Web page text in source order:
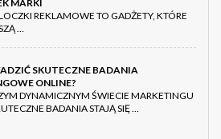
MARKI
REKLAMOWE TO GADŻETY, KTÓRE
…
SKUTECZNE BADANIA
ONLINE?
DYNAMICZNYM ŚWIECIE MARKETINGU
BADANIA STAJĄ SIĘ …